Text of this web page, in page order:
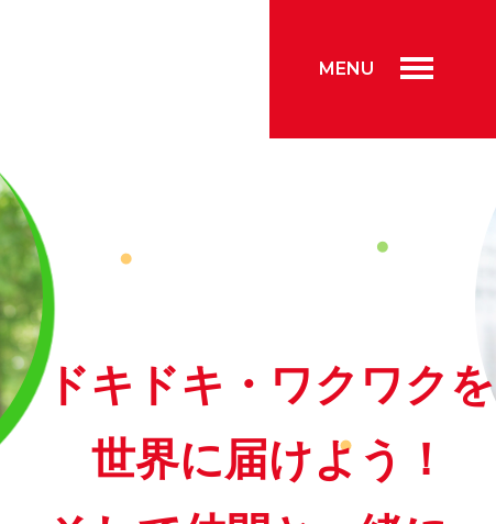
MENU
ドキドキ・ワクワクを
世界に届けよう！